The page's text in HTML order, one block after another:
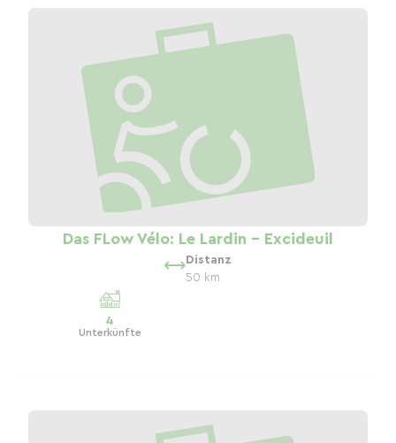
Das FLow Vélo: Le Lardin – Excideuil
Distanz
50 km
4
Unterkünfte